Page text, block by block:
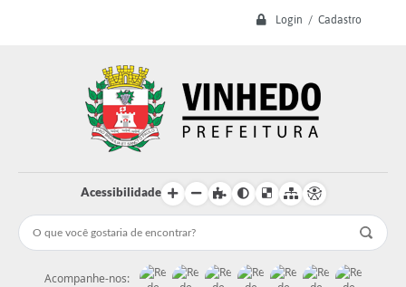
Login / Cadastro
Acessibilidade
Acompanhe-nos: